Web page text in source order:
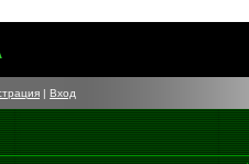
| Вход